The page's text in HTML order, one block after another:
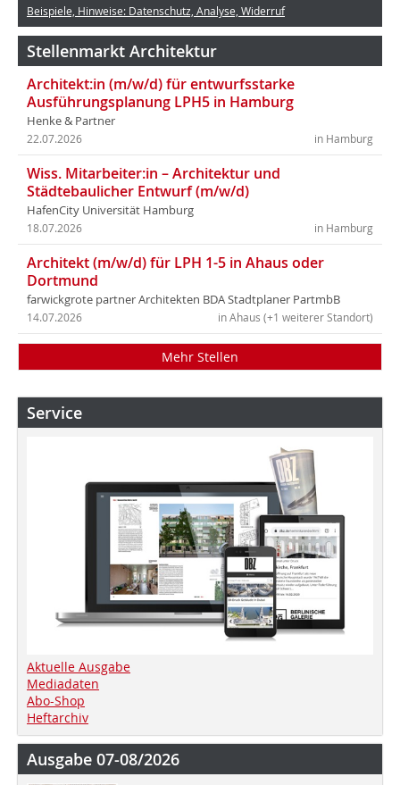
Beispiele, Hinweise: Datenschutz, Analyse, Widerruf
Stellenmarkt Architektur
Architekt:in (m/w/d) für entwurfsstarke
Ausführungsplanung LPH5 in Hamburg
Henke & Partner
in Hamburg
22.07.2026
Wiss. Mitarbeiter:in – Architektur und
Städtebaulicher Entwurf (m/w/d)
HafenCity Universität Hamburg
in Hamburg
18.07.2026
Architekt (m/w/d) für LPH 1-5 in Ahaus oder
Dortmund
farwickgrote partner Architekten BDA Stadtplaner PartmbB
in Ahaus (+1 weiterer Standort)
14.07.2026
Mehr Stellen
Service
Aktuelle Ausgabe
Mediadaten
Abo-Shop
Heftarchiv
Ausgabe 07-08/2026